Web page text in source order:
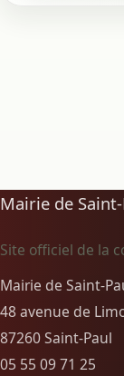
Mairie de
Site officiel de la
Mairie de Saint-
48 avenue de
87260 Saint-Paul
05 55 09 71 25